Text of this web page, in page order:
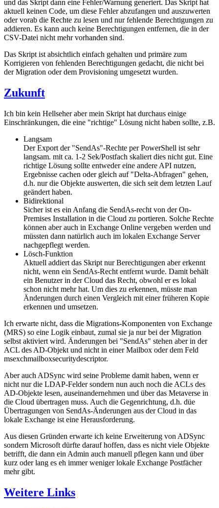
und das Skript dann eine Fehler/Warnung generiert. Das Skript hat
aktuell keinen Code, um diese Fehler abzufangen und auszuwerten
oder vorab die Rechte zu lesen und nur fehlende Berechtigungen zu
addieren. Es kann auch keine Berechtigungen entfernen, die in der
CSV-Datei nicht mehr vorhanden sind.
Das Skript ist absichtlich einfach gehalten und primäre zum
Korrigieren von fehlenden Berechtigungen gedacht, die nicht bei
der Migration oder dem Provisioning umgesetzt wurden.
Zukunft
Ich bin kein Hellseher aber mein Skript hat durchaus einige
Einschränkungen, die eine "richtige" Lösung nicht haben sollte, z.B.
Langsam
Der Export der "SendAs"-Rechte per PowerShell ist sehr
langsam. mit ca. 1-2 Sek/Postfach skaliert dies nicht gut. Eine
richtige Lösung sollte entweder eine andere API nutzen,
Ergebnisse cachen oder gleich auf "Delta-Abfragen" gehen,
d.h. nur die Objekte auswerten, die sich seit dem letzten Lauf
geändert haben.
Bidirektional
Sicher ist es ein Anfang die SendAs-recht von der On-
Premises Installation in die Cloud zu portieren. Solche Rechte
können aber auch in Exchange Online vergeben werden und
müssten dann natürlich auch im lokalen Exchange Server
nachgepflegt werden.
Lösch-Funktion
Aktuell addiert das Skript nur Berechtigungen aber erkennt
nicht, wenn ein SendAs-Recht entfernt wurde. Damit behält
ein Benutzer in der Cloud das Recht, obwohl er es lokal
schon nicht mehr hat. Um dies zu erkennen, müsste man
Änderungen durch einen Vergleich mit einer früheren Kopie
erkennen und umsetzen.
Ich erwarte nicht, dass die Migrations-Komponenten von Exchange
(MRS) so eine Logik einbaut, zumal sie ja nur bei der Migration
selbst aktiviert wird. Änderungen bei "SendAs" stehen aber in der
ACL des AD-Objekt und nicht in einer Mailbox oder dem Feld
msexchmailboxsecuritydescriptor.
Aber auch ADSync wird seine Probleme damit haben, wenn er
nicht nur die LDAP-Felder sondern nun auch noch die ACLs des
AD-Objekte lesen, auseinandernehmen und über das Metaverse in
die Cloud übertragen muss. Auch die Gegenrichtung, d.h. düe
Übertragungen von SendAs-Änderungen aus der Cloud in das
lokale Exchange ist eine Herausforderung.
Aus diesen Gründen erwarte ich keine Erweiterung von ADSync
sondern Microsoft dürfte darauf hoffen, dass es nicht viele Objekte
betrifft, die dann ein Admin auch manuell pflegen kann und über
kurz oder lang es eh immer weniger lokale Exchange Postfächer
mehr gibt.
Weitere Links